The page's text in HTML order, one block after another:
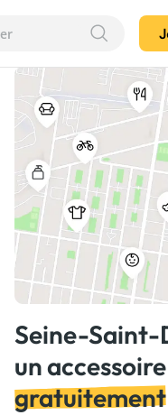
Seine-Saint-
un
gratuitement